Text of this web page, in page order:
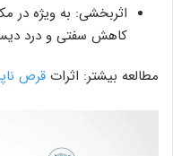
اثربخشی: به ویژه در
کاهش سفتی و درد
مطالعه بیشتر: اثرات قرص